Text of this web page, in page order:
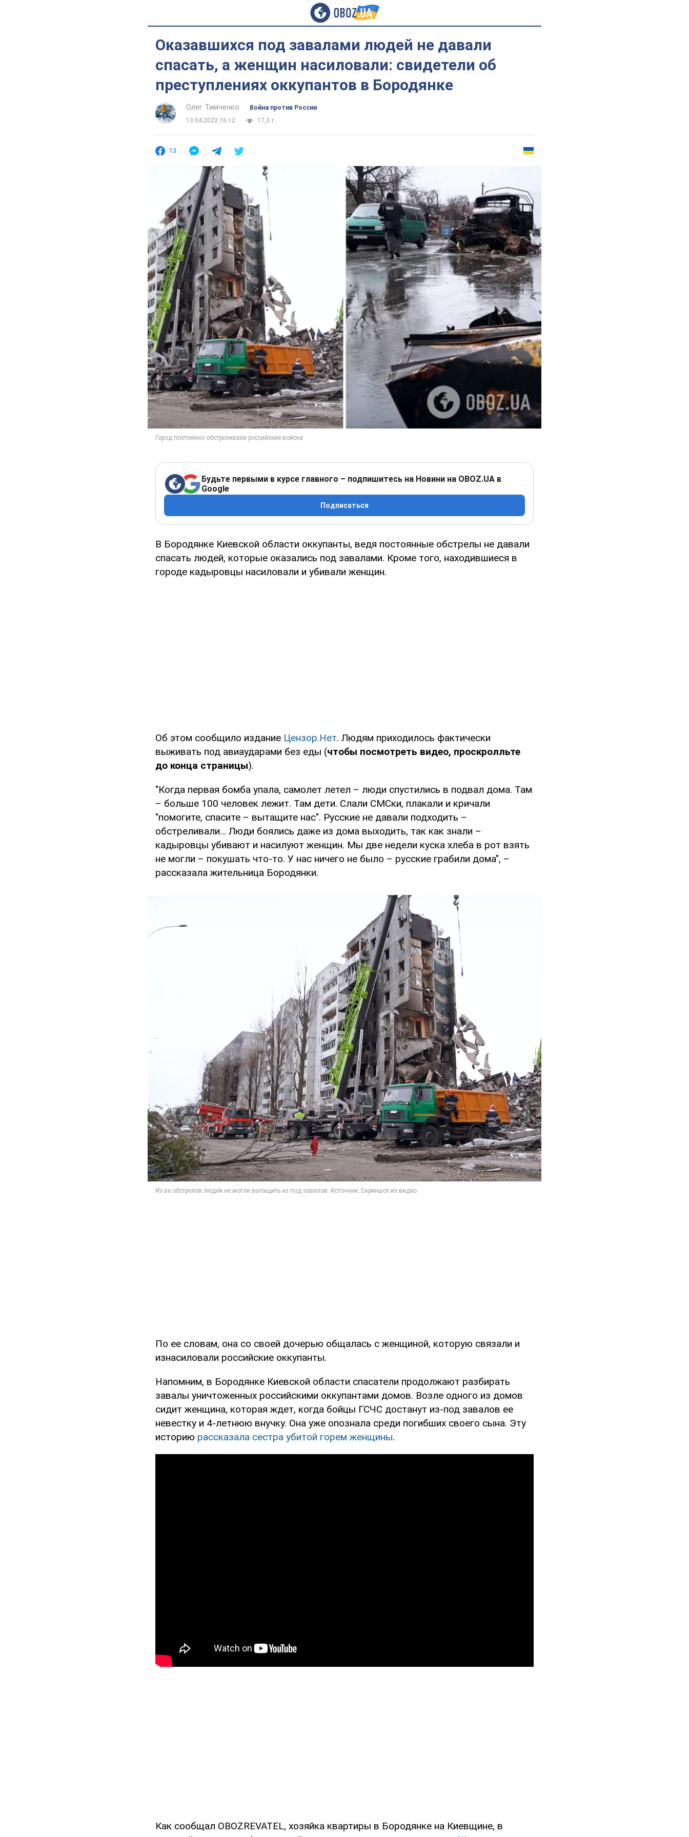
Оказавшихся под завалами людей не давали
спасать, а женщин насиловали: свидетели об
преступлениях оккупантов в Бородянке
Олег Тимченко
Война против России
13.04.2022 16:12
17,3 т.
13
Будьте первыми в курсе главного – подпишитесь на Новини на OBOZ.UA в
Google
Подписаться
В Бородянке Киевской области оккупанты, ведя постоянные обстрелы не давали
спасать людей, которые оказались под завалами. Кроме того, находившиеся в
городе кадыровцы насиловали и убивали женщин.
Об этом сообщило издание Цензор.Нет. Людям приходилось фактически
выживать под авиаударами без еды (чтобы посмотреть видео, проскролльте
до конца страницы).
"Когда первая бомба упала, самолет летел – люди спустились в подвал дома. Там
– больше 100 человек лежит. Там дети. Слали СМСки, плакали и кричали
"помогите, спасите – вытащите нас". Русские не давали подходить –
обстреливали… Люди боялись даже из дома выходить, так как знали –
кадыровцы убивают и насилуют женщин. Мы две недели куска хлеба в рот взять
не могли – покушать что-то. У нас ничего не было – русские грабили дома", –
рассказала жительница Бородянки.
По ее словам, она со своей дочерью общалась с женщиной, которую связали и
изнасиловали российские оккупанты.
Напомним, в Бородянке Киевской области спасатели продолжают разбирать
завалы уничтоженных российскими оккупантами домов. Возле одного из домов
сидит женщина, которая ждет, когда бойцы ГСЧС достанут из-под завалов ее
невестку и 4-летнюю внучку. Она уже опознала среди погибших своего сына. Эту
историю рассказала сестра убитой горем женщины.
Как сообщал OBOZREVATEL, хозяйка квартиры в Бородянке на Киевщине, в